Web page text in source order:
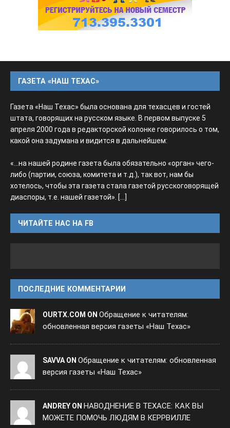
ГАЗЕТА «НАШ ТЕХАС»
Газета «Наш Техас» была основана для техасцев и гостей
штата, говорящих на русском языке. В первом выпуске 5
апреля 2000 года в редакторской колонке говорилось о том,
какой она задумана и видится в дальнейшем:
«...на нашей родине газета была обязательно «орган» чего-
либо (партии, союза, комитета и т.д.), так вот, нам бы
хотелось, чтобы эта газета стала газетой русскоговорящей
диаспоры, т.е. нашей газетой». [...]
ЧИТАЙТЕ НАС НА FB
ПОСЛЕДНИЕ КОММЕНТАРИИ
OURTX.COM ON Обращение к читателям:
обновленная версия газеты «Наш Техас»
SAVVA ON Обращение к читателям: обновленная
версия газеты «Наш Техас»
ANDREY ON НАВОДНЕНИЕ В ТЕХАСЕ: КАК ВЫ
МОЖЕТЕ ПОМОЧЬ ЛЮДЯМ В КЕРРВИЛЛЕ